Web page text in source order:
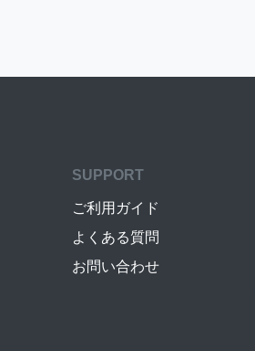
SUPPORT
ご利用ガイド
よくある質問
お問い合わせ